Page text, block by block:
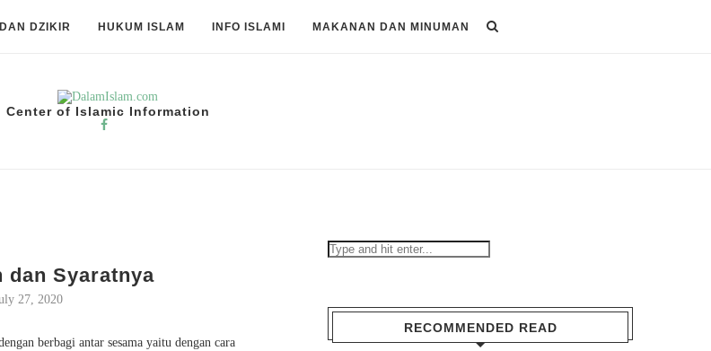
DZIKIR HUKUM ISLAM INFO ISLAMI MAKANAN DAN MINUMAN
Center of Islamic Information
dan Syaratnya
27, 2020
berbagi antar sesama yaitu dengan cara
RECOMMENDED READ